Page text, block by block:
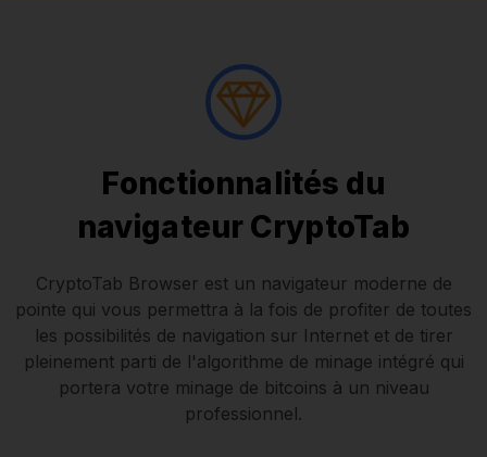
Fonctionnalités du
navigateur CryptoTab
CryptoTab Browser est un navigateur moderne de
pointe qui vous permettra à la fois de profiter de toutes
les possibilités de navigation sur Internet et de tirer
pleinement parti de l'algorithme de minage intégré qui
portera votre minage de bitcoins à un niveau
professionnel.